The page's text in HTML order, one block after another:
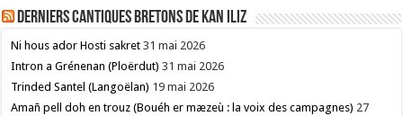
Derniers cantiques bretons de Kan Iliz
Ni hous ador Hosti sakret 31 mai 2026
Intron a Grénenan (Ploërdut) 31 mai 2026
Trinded Santel (Langoëlan) 19 mai 2026
Amañ pell doh en trouz (Bouéh er mæzeù : la voix des campagnes) 27